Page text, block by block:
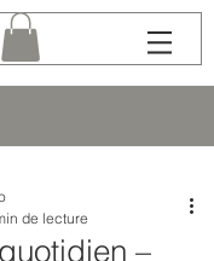
–
de lecture